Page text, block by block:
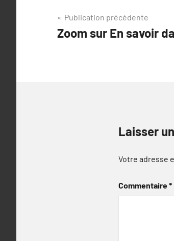
Navigation
de
Publication précédente
Zoom sur En savoir
Laisser
Votre adresse
Commentaire*